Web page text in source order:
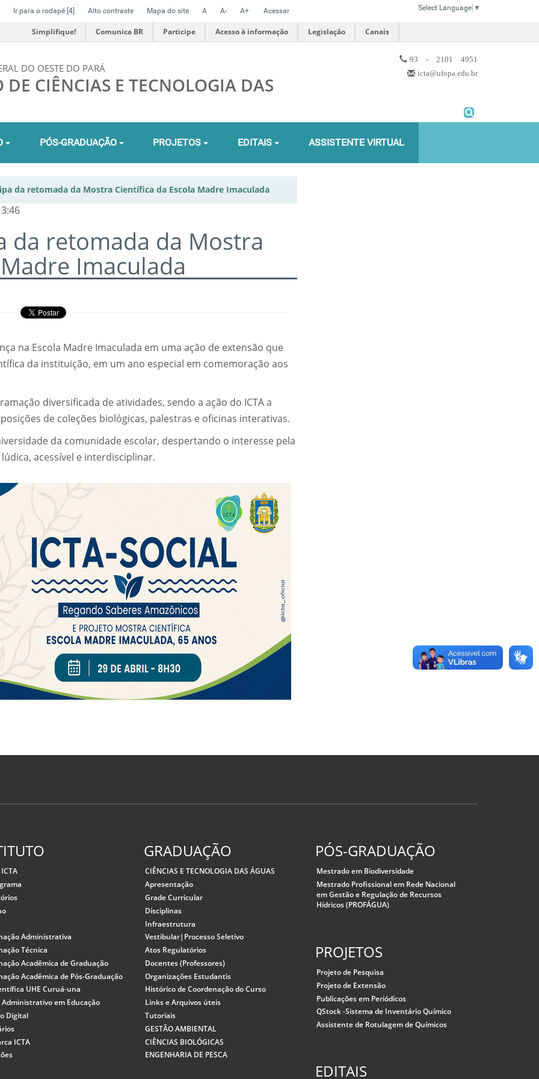
Ir para o rodapé [4] Alto contraste Mapa do site A A- A+ Acessar Select Language ▼
Simplifique! Comunica BR Participe Acesso à informação Legislação Canais
DO OESTE DO PARÁ
DE CIÊNCIAS E TECNOLOGIA DAS
93 - 2101 4951
icta@ufopa.edu.br
PÓS-GRADUAÇÃO PROJETOS EDITAIS ASSISTENTE VIRTUAL
da retomada da Mostra Científica da Escola Madre Imaculada
da retomada da Mostra
Imaculada
na Escola Madre Imaculada em uma ação de extensão que
da instituição, em um ano especial em comemoração aos
diversificada de atividades, sendo a ação do ICTA a
de coleções biológicas, palestras e oficinas interativas.
da comunidade escolar, despertando o interesse pela
acessível e interdisciplinar.
Administrativa
Técnica
Acadêmica de Graduação
Acadêmica de Pós-Graduação
UHE Curuá-una
Administrativo em Educação
Digital
ICTA
GRADUAÇÃO
CIÊNCIAS E TECNOLOGIA DAS ÁGUAS
Apresentação
Grade Curricular
Disciplinas
Infraestrutura
Vestibular|Processo Seletivo
Atos Regulatórios
Docentes (Professores)
Organizações Estudantis
Histórico de Coordenação do Curso
Links e Arquivos úteis
Tutoriais
GESTÃO AMBIENTAL
CIÊNCIAS BIOLÓGICAS
ENGENHARIA DE PESCA
PÓS-GRADUAÇÃO
Mestrado em Biodiversidade
Mestrado Profissional em Rede Nacional
em Gestão e Regulação de Recursos
Hídricos (PROFÁGUA)
PROJETOS
Projeto de Pesquisa
Projeto de Extensão
Publicações em Periódicos
QStock -Sistema de Inventário Químico
Assistente de Rotulagem de Químicos
EDITAIS